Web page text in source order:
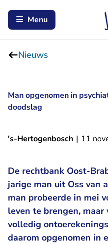
Menu
Nieuws
Man opgenomen in
doodslag
's-Hertogenbosch | 11
De rechtbank Oost-
jarige man uit Oss van
man probeerde in mei
leven te brengen,
volledig
daarom opgenomen in